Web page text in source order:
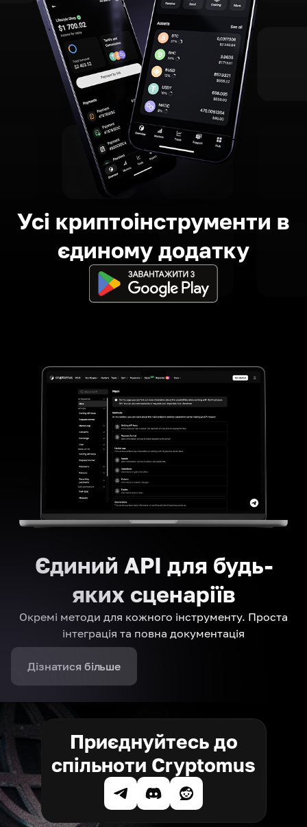
Усі криптоінструменти в
єдиному додатку
Єдиний API для будь-
яких сценаріїв
Окремі методи для кожного інструменту. Проста
інтеграція та повна документація
Дізнатися більше
Приєднуйтесь до
спільноти Cryptomus